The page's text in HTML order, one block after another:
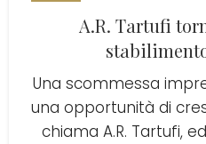
A.R. Tartufi
Una scommessa
una opportunità di
chiama A.R. Tartufi,